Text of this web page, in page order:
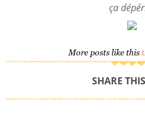
ça
More posts like this
SHARE